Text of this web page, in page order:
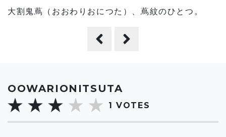
OOWARIONITSUTA
1 VOTES
大割鬼蔦（おおわりおにつた）、蔦紋のひとつ。